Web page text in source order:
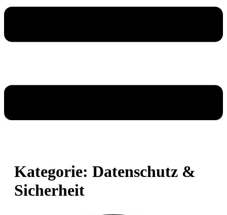
Kategorie: Datenschutz &
Sicherheit